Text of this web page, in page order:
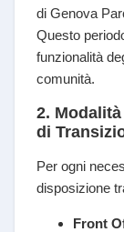
di Genova
Questo
funzionalità
comunità.
2.
di
Per ogni
disposizione
Front